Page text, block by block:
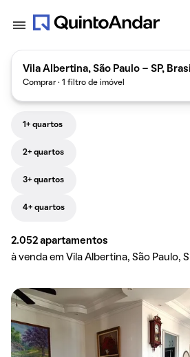
Vila Albertina, São Paulo - SP, Brasil
Comprar · 1 filtro de imóvel
1+ quartos
2+ quartos
3+ quartos
4+ quartos
2.052 apartamentos
à venda em Vila Albertina, São Paulo,